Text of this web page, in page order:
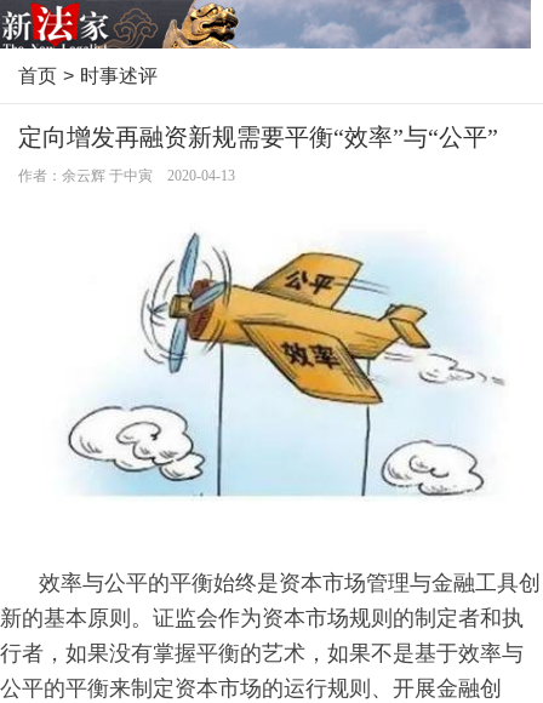
首页 > 时事述评
定向增发再融资新规需要平衡“效率”与“公平”
作者：余云辉 于中寅 2020-04-13
效率与公平的平衡始终是资本市场管理与金融工具创
新的基本原则。证监会作为资本市场规则的制定者和执
行者，如果没有掌握平衡的艺术，如果不是基于效率与
公平的平衡来制定资本市场的运行规则、开展金融创